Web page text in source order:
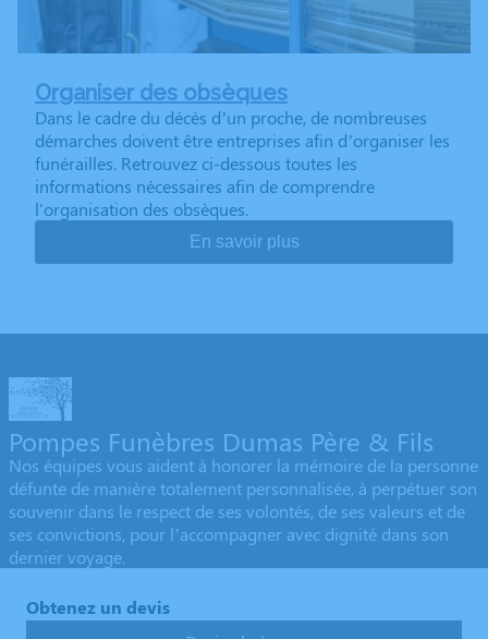
Organiser des obsèques
Dans le cadre du décès d’un proche, de nombreuses
démarches doivent être entreprises afin d’organiser les
funérailles. Retrouvez ci-dessous toutes les
informations nécessaires afin de comprendre
l'organisation des obsèques.
En savoir plus
Pompes Funèbres Dumas Père & Fils
Nos équipes vous aident à honorer la mémoire de la personne
défunte de manière totalement personnalisée, à perpétuer son
souvenir dans le respect de ses volontés, de ses valeurs et de
ses convictions, pour l’accompagner avec dignité dans son
dernier voyage.
Obtenez un devis